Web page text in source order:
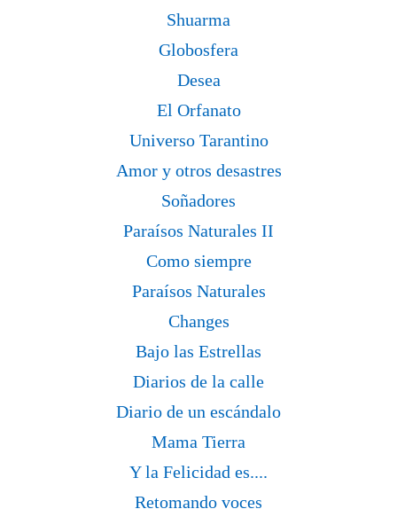
Shuarma
Globosfera
Desea
El Orfanato
Universo Tarantino
Amor y otros desastres
Soñadores
Paraísos Naturales II
Como siempre
Paraísos Naturales
Changes
Bajo las Estrellas
Diarios de la calle
Diario de un escándalo
Mama Tierra
Y la Felicidad es....
Retomando voces